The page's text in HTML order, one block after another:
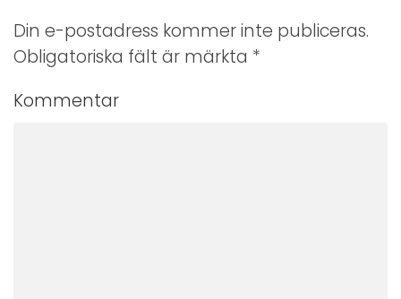
Din e-postadress kommer inte publiceras.
Obligatoriska fält är märkta *
Kommentar